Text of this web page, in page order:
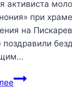
активиста
при храме
на
поздравили
Молодежь